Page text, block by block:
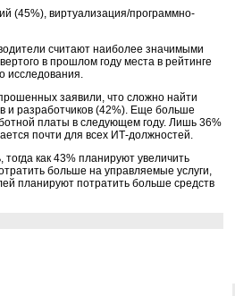
(45%), виртуализация/программно-
считают наиболее значимыми
в прошлом году места в рейтинге
исследования.
заявили, что сложно найти
и разработчиков (42%). Еще больше
платы в следующем году. Лишь 36%
почти для всех ИТ-должностей.
как 43% планируют увеличить
больше на управляемые услуги,
планируют потратить больше средств